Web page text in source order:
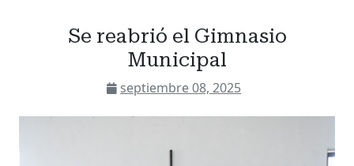
Se reabrió el Gimnasio
Municipal
septiembre 08, 2025